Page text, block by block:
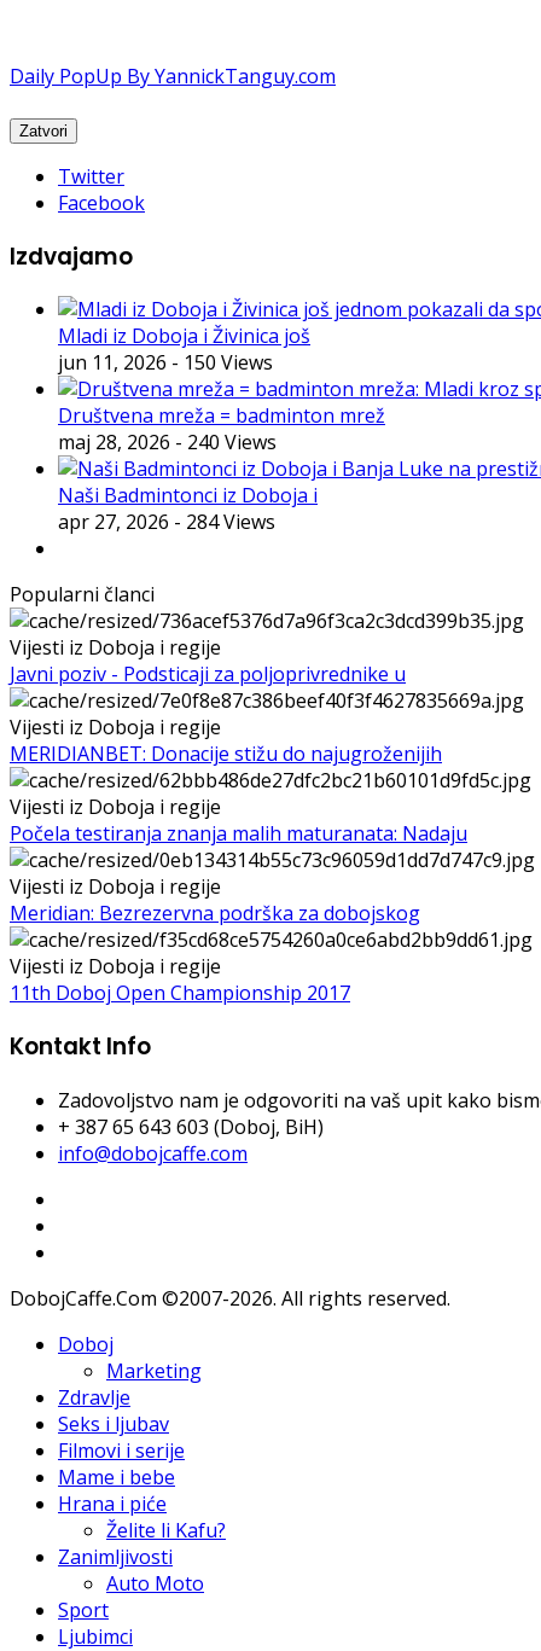
Daily PopUp By YannickTanguy.com
Twitter
Facebook
Izdvajamo
Mladi iz Doboja i Živinica još
jun 11, 2026 - 150 Views
Društvena mreža = badminton mrež
maj 28, 2026 - 240 Views
Naši Badmintonci iz Doboja i
apr 27, 2026 - 284 Views
Popularni članci
Vijesti iz Doboja i regije
Javni poziv - Podsticaji za poljoprivrednike u
Vijesti iz Doboja i regije
MERIDIANBET: Donacije stižu do najugroženijih
Vijesti iz Doboja i regije
Počela testiranja znanja malih maturanata: Nadaju
Vijesti iz Doboja i regije
Meridian: Bezrezervna podrška za dobojskog
Vijesti iz Doboja i regije
11th Doboj Open Championship 2017
Kontakt Info
Zadovoljstvo nam je odgovoriti na vaš upit kako
+ 387 65 643 603 (Doboj, BiH)
info@dobojcaffe.com
DobojCaffe.Com ©2007-2026. All rights reserved.
Doboj
Marketing
Zdravlje
Seks i ljubav
Filmovi i serije
Mame i bebe
Hrana i piće
Želite li Kafu?
Zanimljivosti
Auto Moto
Sport
Ljubimci